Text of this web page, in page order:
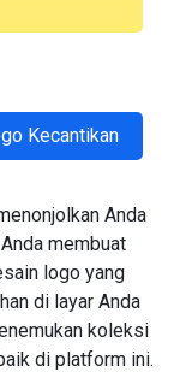
Kecantikan
Anda
membuat
logo yang
di layar Anda
koleksi
di platform ini.